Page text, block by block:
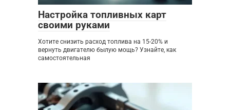
Настройка топливных карт
своими руками
Хотите снизить расход топлива на 15-20% и
вернуть двигателю былую мощь? Узнайте, как
самостоятельная